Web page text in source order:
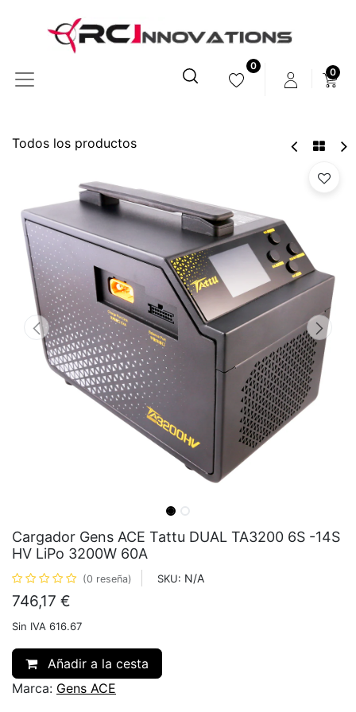
0
0
Todos los productos
Cargador Gens ACE Tattu DUAL TA3200 6S -14S
HV LiPo 3200W 60A
(0 reseña) SKU: N/A
746,17 €
Sin IVA 616.67
Añadir a la cesta
Marca: Gens ACE